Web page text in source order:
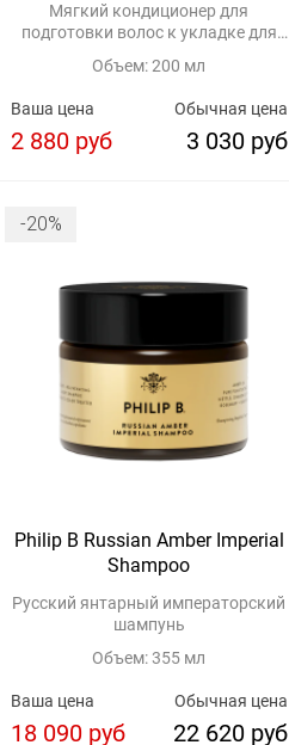
Мягкий кондиционер для
подготовки волос к укладке для
Объем: 200 мл
Обычная цена
3 030 руб
Ваша цена
2 880 руб
-20%
Philip B Russian Amber Imperial
Shampoo
Русский янтарный императорский
шампунь
Объем: 355 мл
Обычная цена
22 620 руб
Ваша цена
18 090 руб